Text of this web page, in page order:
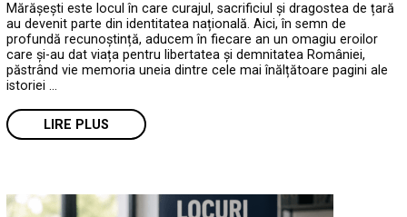
Mărășești este locul în care curajul, sacrificiul și dragostea de țară
au devenit parte din identitatea națională. Aici, în semn de
profundă recunoștință, aducem în fiecare an un omagiu eroilor
care și-au dat viața pentru libertatea și demnitatea României,
păstrând vie memoria uneia dintre cele mai înălțătoare pagini ale
istoriei …
LIRE PLUS